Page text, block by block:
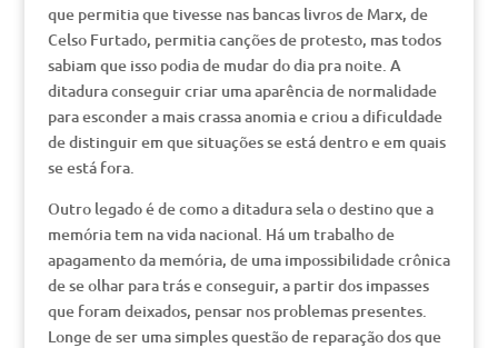
que permitia que tivesse nas bancas livros de Marx, de
Celso Furtado, permitia canções de protesto, mas todos
sabiam que isso podia de mudar do dia pra noite. A
ditadura conseguir criar uma aparência de normalidade
para esconder a mais crassa anomia e criou a dificuldade
de distinguir em que situações se está dentro e em quais
se está fora.
Outro legado é de como a ditadura sela o destino que a
memória tem na vida nacional. Há um trabalho de
apagamento da memória, de uma impossibilidade crônica
de se olhar para trás e conseguir, a partir dos impasses
que foram deixados, pensar nos problemas presentes.
Longe de ser uma simples questão de reparação dos que